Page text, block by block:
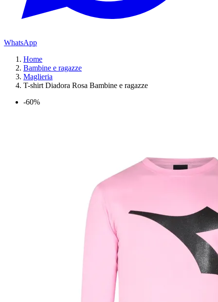
WhatsApp
Home
Bambine e ragazze
Maglieria
T-shirt Diadora Rosa Bambine e ragazze
-60%